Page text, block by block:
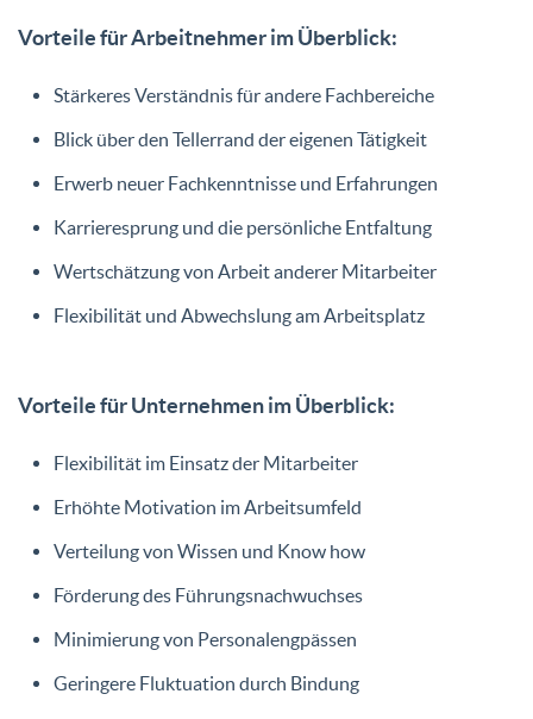
Vorteile für Arbeitnehmer im Überblick:
Stärkeres Verständnis für andere Fachbereiche
Blick über den Tellerrand der eigenen Tätigkeit
Erwerb neuer Fachkenntnisse und Erfahrungen
Karrieresprung und die persönliche Entfaltung
Wertschätzung von Arbeit anderer Mitarbeiter
Flexibilität und Abwechslung am Arbeitsplatz
Vorteile für Unternehmen im Überblick:
Flexibilität im Einsatz der Mitarbeiter
Erhöhte Motivation im Arbeitsumfeld
Verteilung von Wissen und Know how
Förderung des Führungsnachwuchses
Minimierung von Personalengpässen
Geringere Fluktuation durch Bindung